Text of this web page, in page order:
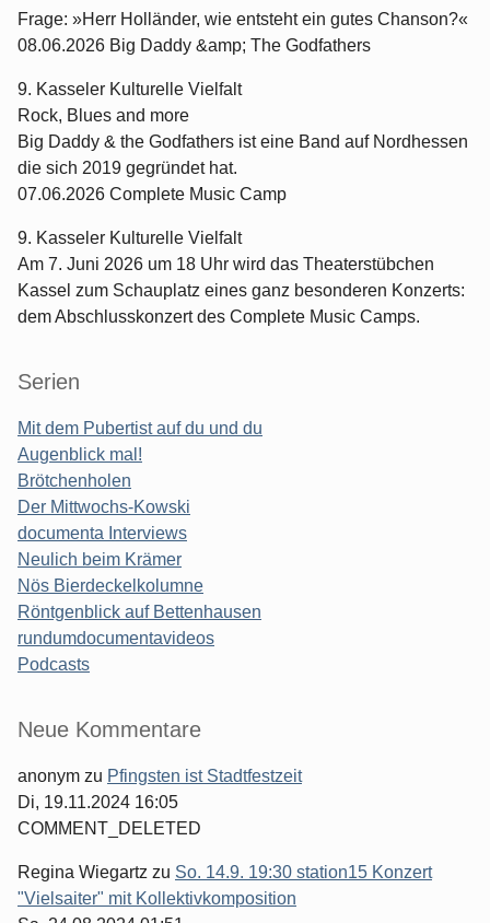
Frage: »Herr Holländer, wie entsteht ein gutes Chanson?«
08.06.2026 Big Daddy &amp; The Godfathers
9. Kasseler Kulturelle Vielfalt
Rock, Blues and more
Big Daddy & the Godfathers ist eine Band auf Nordhessen
die sich 2019 gegründet hat.
07.06.2026 Complete Music Camp
9. Kasseler Kulturelle Vielfalt
Am 7. Juni 2026 um 18 Uhr wird das Theaterstübchen
Kassel zum Schauplatz eines ganz besonderen Konzerts:
dem Abschlusskonzert des Complete Music Camps.
Serien
Mit dem Pubertist auf du und du
Augenblick mal!
Brötchenholen
Der Mittwochs-Kowski
documenta Interviews
Neulich beim Krämer
Nös Bierdeckelkolumne
Röntgenblick auf Bettenhausen
rundumdocumentavideos
Podcasts
Seitenleiste
Neue Kommentare
anonym zu Pfingsten ist Stadtfestzeit
Di, 19.11.2024 16:05
COMMENT_DELETED
Regina Wiegartz zu So. 14.9. 19:30 station15 Konzert
"Vielsaiter" mit Kollektivkomposition